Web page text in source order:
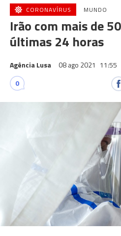
CORONAVÍRUS MUNDO
Irão com mais de
últimas 24 horas
Agência Lusa 08 ago 2021 11:55
0